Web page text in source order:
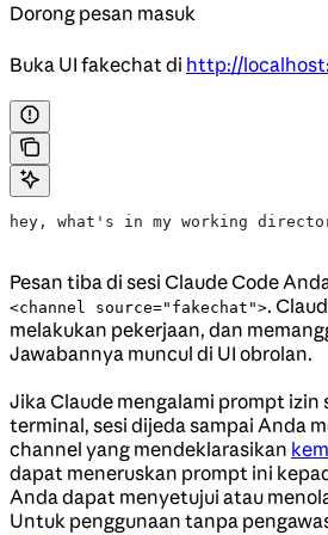
Dorong pesan masuk
Buka UI fakechat di http://
hey, what's in my working
Pesan tiba di sesi Claude Code
<channel source="fakechat">.
melakukan pekerjaan, dan
Jawabannya muncul di UI obrolan.
Jika Claude mengalami prompt izin
terminal, sesi dijeda sampai Anda
channel yang mendeklarasikan
dapat meneruskan prompt ini
Anda dapat menyetujui atau
Untuk penggunaan tanpa